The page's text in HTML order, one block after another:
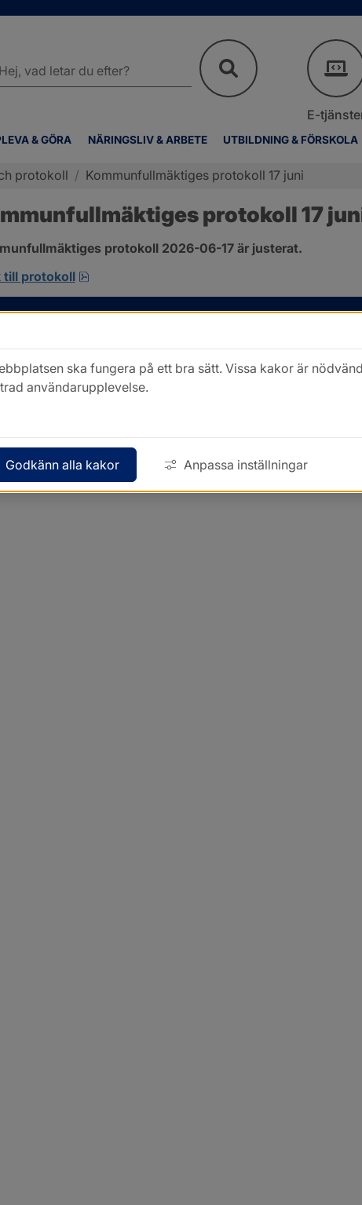
& GÖRA NÄRINGSLIV & ARBETE UTBILDNING & FÖRSKOLA
webbplatsen
E-
protokoll / Kommunfullmäktiges protokoll 17 juni
protokoll 17
protokoll 2026-06-17 är justerat.
till protokoll
pdf, 1 MB, öppnas i nytt fönster.
ska fungera på ett bra sätt. Vissa kakor är
användarupplevelse.
Godkänn alla kakor Anpassa inställningar